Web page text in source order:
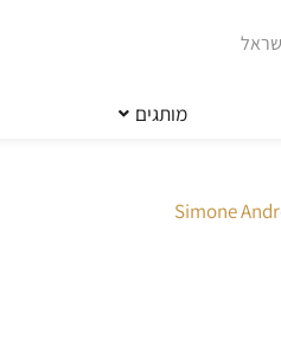
מותגים
Simone